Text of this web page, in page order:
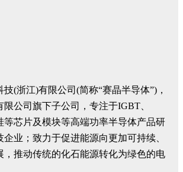
(浙江)有限公司(简称“赛晶半导体”)，
公司旗下子公司，专注于IGBT、
等芯片及模块等高端功率半导体产品研
业；致力于促进能源向更加可持续、
，推动传统的化石能源转化为绿色的电